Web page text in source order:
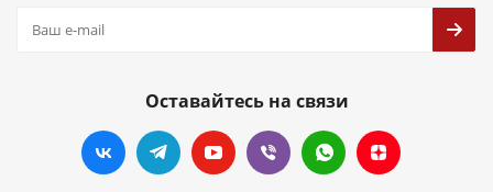
Оставайтесь на связи